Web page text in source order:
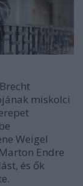
miskolci
Weigel
Endre
és ők